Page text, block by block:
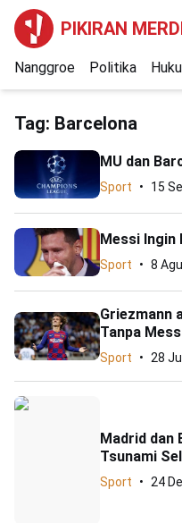
PIKIRAN
Nanggroe Politika
Tag: Barcelona
MU dan
Sport 15
Messi Ingin
Sport 8
Griezmann
Tanpa
Sport 28
Madrid dan
Tsunami
Sport 24